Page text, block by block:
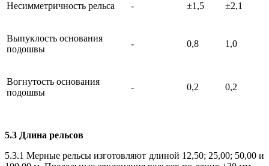
Несимметричность рельса - ±1,5 ±2,1
Выпуклость основания
подошвы
- 0,8 1,0
Вогнутость основания
подошвы
- 0,2 0,2
5.3 Длина рельсов
5.3.1 Мерные рельсы изготовляют длиной 12,50; 25,00; 50,00 и